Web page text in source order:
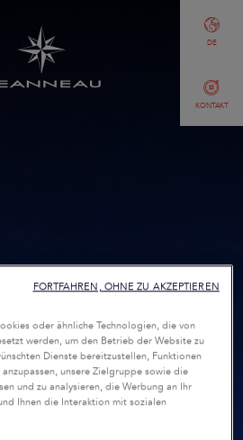
KONTAKT
DE
oder ähnliche Technologien, die von
werden, um den Betrieb der Website zu
Dienste bereitzustellen, Funktionen
unsere Zielgruppe sowie die
und zu analysieren, die Werbung an Ihr
Ihnen die Interaktion mit sozialen
FORTFAHREN, OHNE ZU AKZEPTIEREN